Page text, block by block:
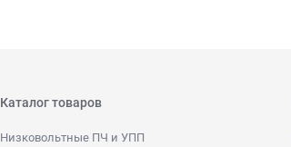
Каталог товаров
Низковольтные ПЧ и УПП